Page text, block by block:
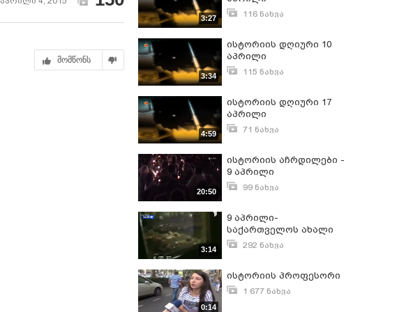
მომწონს
3:27 116 ნახვა
3:34
ისტორიის დღიური 10
აპრილი
115 ნახვა
4:59
ისტორიის დღიური 17
აპრილი
71 ნახვა
20:50
ისტორიის აჩრდილები -
9 აპრილი
99 ნახვა
3:14
9 აპრილი-
საქართველოს ახალი
ისტორიის
292 ნახვა
0:14
ისტორიის პროფესორი
1 677 ნახვა